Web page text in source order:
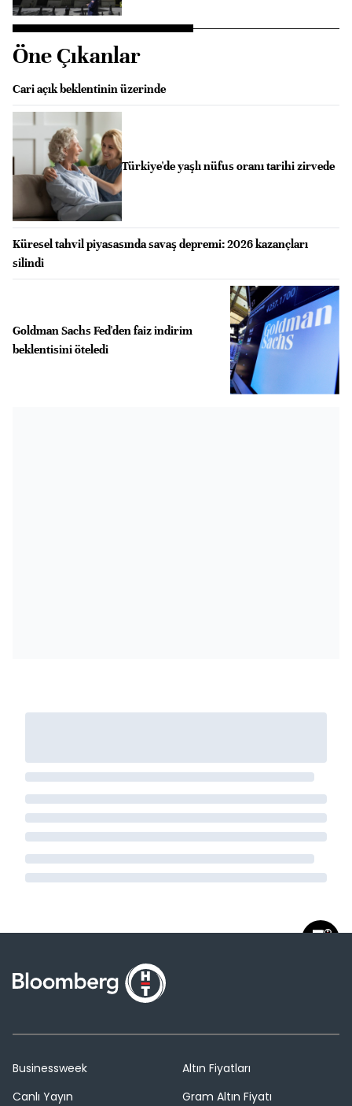
Öne Çıkanlar
Cari açık beklentinin üzerinde
Türkiye'de yaşlı nüfus oranı tarihi zirvede
Küresel tahvil piyasasında savaş depremi: 2026 kazançları
silindi
Goldman Sachs Fed'den faiz indirim
beklentisini öteledi
Businessweek
Canlı Yayın
Altın Fiyatları
Gram Altın Fiyatı